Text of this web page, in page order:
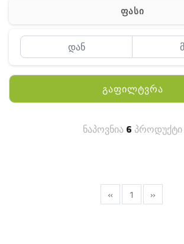
მაგნიტი
სხვა
ფასი
გაფილტვრა
ნაპოვნია6 პროდუქტი
« 1 »